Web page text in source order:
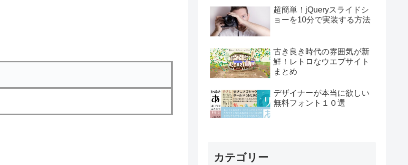
超簡単！jQueryスライドシ
ョーを10分で実装する方法
古き良き時代の雰囲気が新
鮮！レトロなウエブサイト
まとめ
デザイナーが本当に欲しい
無料フォント１０選
カテゴリー